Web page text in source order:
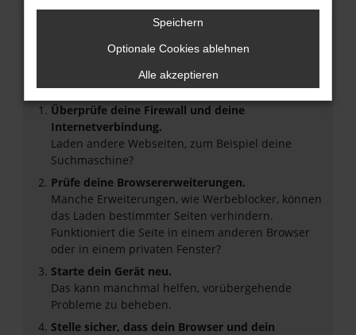
Fehler: Network Error
Hier sind ein paar Tipps, die dir helfen können:
Überprüfe deine Firewall und deine
Internetverbindung.
Laden andere Webseiten, zum Beispiel deine
Suchmaschine?
Prüfe deine Browsererweiterungen.
Manche Erweiterungen, wie Werbeblocker, können
das Laden bestimmter Seiten verhindern.
Funktioniert die Seite in einem anderen Browser
oder in einem privaten Fenster?
Starte dein Gerät neu.
Das kann manchmal helfen, vorübergehende
Probleme zu beheben.
Stelle sicher, dass dein Browser und dein
Speichern
Optionale Cookies ablehnen
Alle akzeptieren